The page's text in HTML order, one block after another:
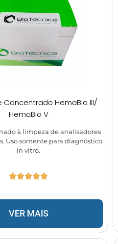
HemaBio III/
HemaBio V
à limpeza de analisadores
Uso somente para diagnóstico
in vitro.
VER MAIS